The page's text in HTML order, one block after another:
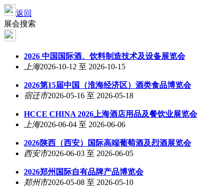
返回
展会搜索
2026 中国国际酒、饮料制造技术及设备展览会
上海2026-10-12 至 2026-10-15
2026第15届中国（淮海经济区）酒类食品博览会
宿迁市2026-05-16 至 2026-05-18
HCCE CHINA 2026上海酒店用品及餐饮业展览会
上海2026-06-04 至 2026-06-06
2026陕西（西安）国际高端葡萄酒及烈酒展览会
西安市2026-06-03 至 2026-06-05
2026郑州国际自有品牌产品博览会
郑州市2026-05-08 至 2026-05-10